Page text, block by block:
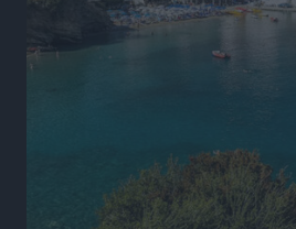
Γ.Σ. Ηπιόνη: «Προπονητική
επιστημονική γνώση και
Α.Σ. Ρόδος: Ξανά στα «πράσινα»
πριν 5 ώρες